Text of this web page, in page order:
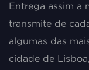
Entrega assim a
transmite de
algumas das
cidade de